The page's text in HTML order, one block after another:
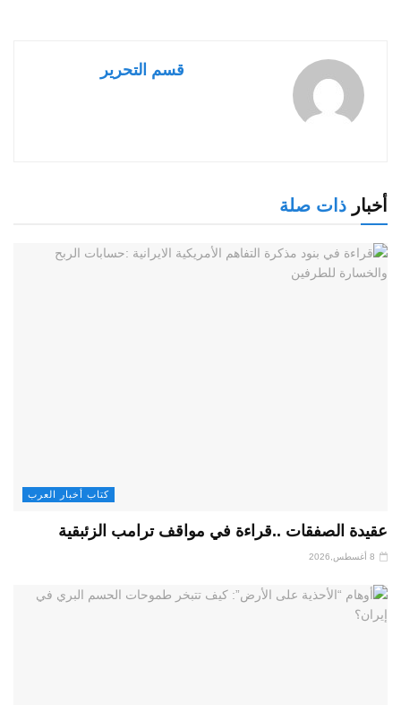
قسم التحرير
أخبار ذات صلة
كتاب أخبار العرب
عقيدة الصفقات ..قراءة في مواقف ترامب الزئبقية